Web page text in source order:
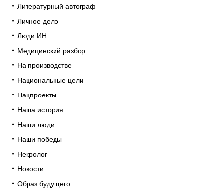
Литературный автограф
Личное дело
Люди ИН
Медицинский разбор
На производстве
Национальные цели
Нацпроекты
Наша история
Наши люди
Наши победы
Некролог
Новости
Образ будущего